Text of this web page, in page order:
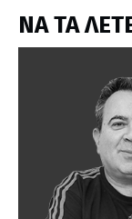
ΝΑ ΤΑ